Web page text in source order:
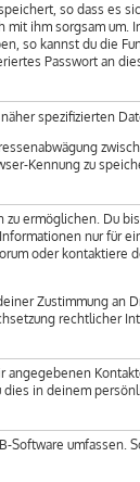
so dass es
mit ihm sorgsam
so kannst du die
Passwort an
spezifizierten
Kennung zu
ermöglichen. Du
nur für
oder
Zustimmung an
rechtlicher
in deinem
Software